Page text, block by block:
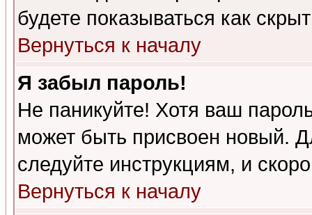
будете показываться как
Вернуться к началу
Я забыл пароль!
Не паникуйте! Хотя ваш
может быть присвоен новый.
следуйте инструкциям, и
Вернуться к началу